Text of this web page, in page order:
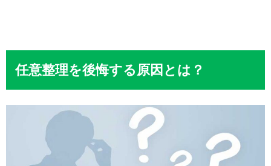
任意整理を後悔する原因とは？